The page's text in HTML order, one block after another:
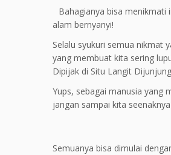
Bahagianya bisa menikmati
alam bernyanyi!
Selalu syukuri semua nikmat
yang membuat kita sering
Dipijak di Situ Langit
Yups, sebagai manusia yang
jangan sampai kita
Semuanya bisa dimulai